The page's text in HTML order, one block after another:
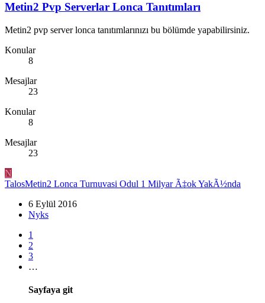
Metin2 Pvp Serverlar Lonca Tanıtımları
Metin2 pvp server lonca tanıtımlarınızı bu bölümde yapabilirsiniz.
Konular
8
Mesajlar
23
Konular
8
Mesajlar
23
N
TalosMetin2 Lonca Turnuvasi Odul 1 Milyar Ã‡ok YakÃ½nda
6 Eylül 2016
Nyks
1
2
3
…
Sayfaya git